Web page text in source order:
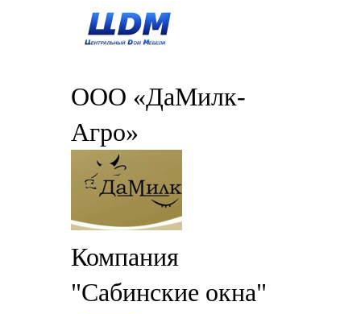
ООО «ДаМилк-
Агро»
Компания
"Сабинские окна"